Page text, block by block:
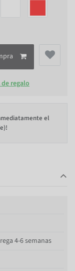
de regalo
el
4-6 semanas